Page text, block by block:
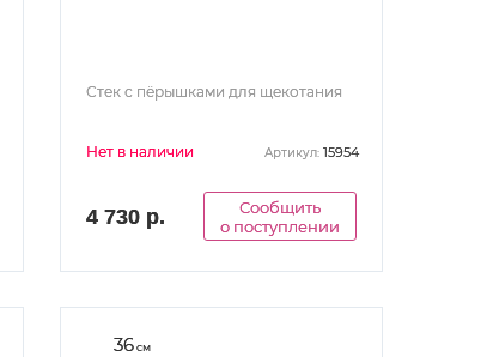
Стек с пёрышками для щекотания
Нет в наличии Артикул: 15954
4 730 р.
Сообщить
о поступлении
36см